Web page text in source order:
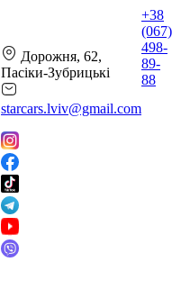
Дорожня, 62,
Пасіки-Зубрицькі
starcars.lviv@gmail.com
+38
(067)
498-
89-
88